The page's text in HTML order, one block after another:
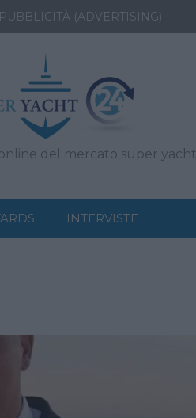
PUBBLICITÀ (ADVERTISING)
del mercato super yacht
INTERVISTE